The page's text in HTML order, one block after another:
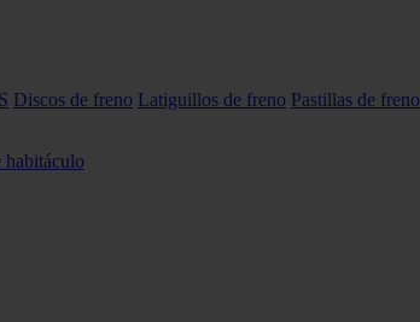
Discos de freno Latiguillos de freno Pastillas de freno
habitáculo